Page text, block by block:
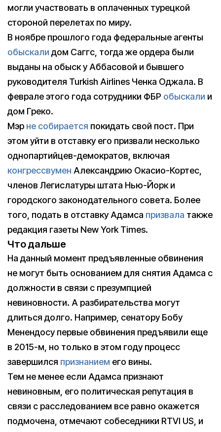
могли участвовать в оплаченных турецкой
стороной перелетах по миру.
В ноябре прошлого года федеральные агенты
обыскали дом Саггс, тогда же ордера были
выданы на обыск у Аббасовой и бывшего
руководителя Turkish Airlines Ченка Оджала. В
феврале этого года сотрудники ФБР обыскали и
дом Греко.
Мэр не собирается покидать свой пост. При
этом уйти в отставку его призвали несколько
однопартийцев-демократов, включая
конгрессвумен Александрию Окасио-Кортес,
членов Легислатуры штата Нью-Йорк и
городского законодательного совета. Более
того, подать в отставку Адамса призвала также
редакция газеты New York Times.
Что дальше
На данный момент предъявленные обвинения
не могут быть основанием для снятия Адамса с
должности в связи с презумпцией
невиновности. А разбирательства могут
длиться долго. Например, сенатору Бобу
Менендосу первые обвинения предъявили еще
в 2015-м, но только в этом году процесс
завершился признанием его вины.
Тем не менее если Адамса признают
невиновным, его политическая репутация в
связи с расследованием все равно окажется
подмочена, отмечают собеседники RTVI US, и